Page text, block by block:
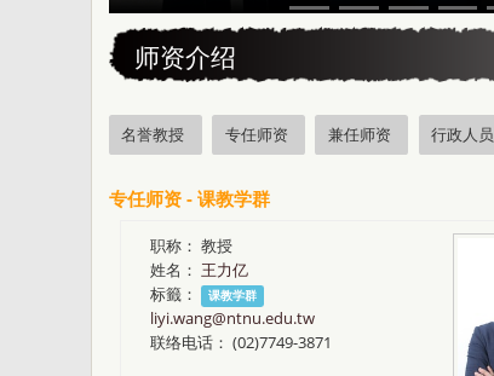
师资介绍
名誉教授 专任师资 兼任师资 行政人员
专任师资 - 课教学群
职称： 教授
姓名： 王力亿
标籤：
课教学群
liyi.wang@ntnu.edu.tw
联络电话： (02)7749-3871